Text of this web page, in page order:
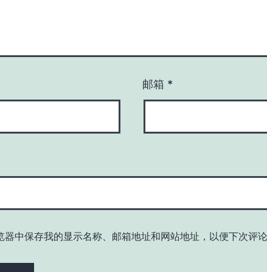
邮箱 *
器中保存我的显示名称、邮箱地址和网站地址，以便下次评论